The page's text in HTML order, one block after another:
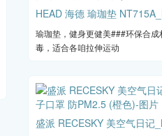
HEAD 海德 瑜珈垫
瑜珈垫，健身更健美###环保合
毒，适合各咱拉伸运动
盛派 RECESKY 美空气日记